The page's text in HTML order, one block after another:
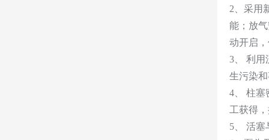
2、采用
能；放
动开启
3、 利用
生污染
4、 柱塞
工获得
5、 活